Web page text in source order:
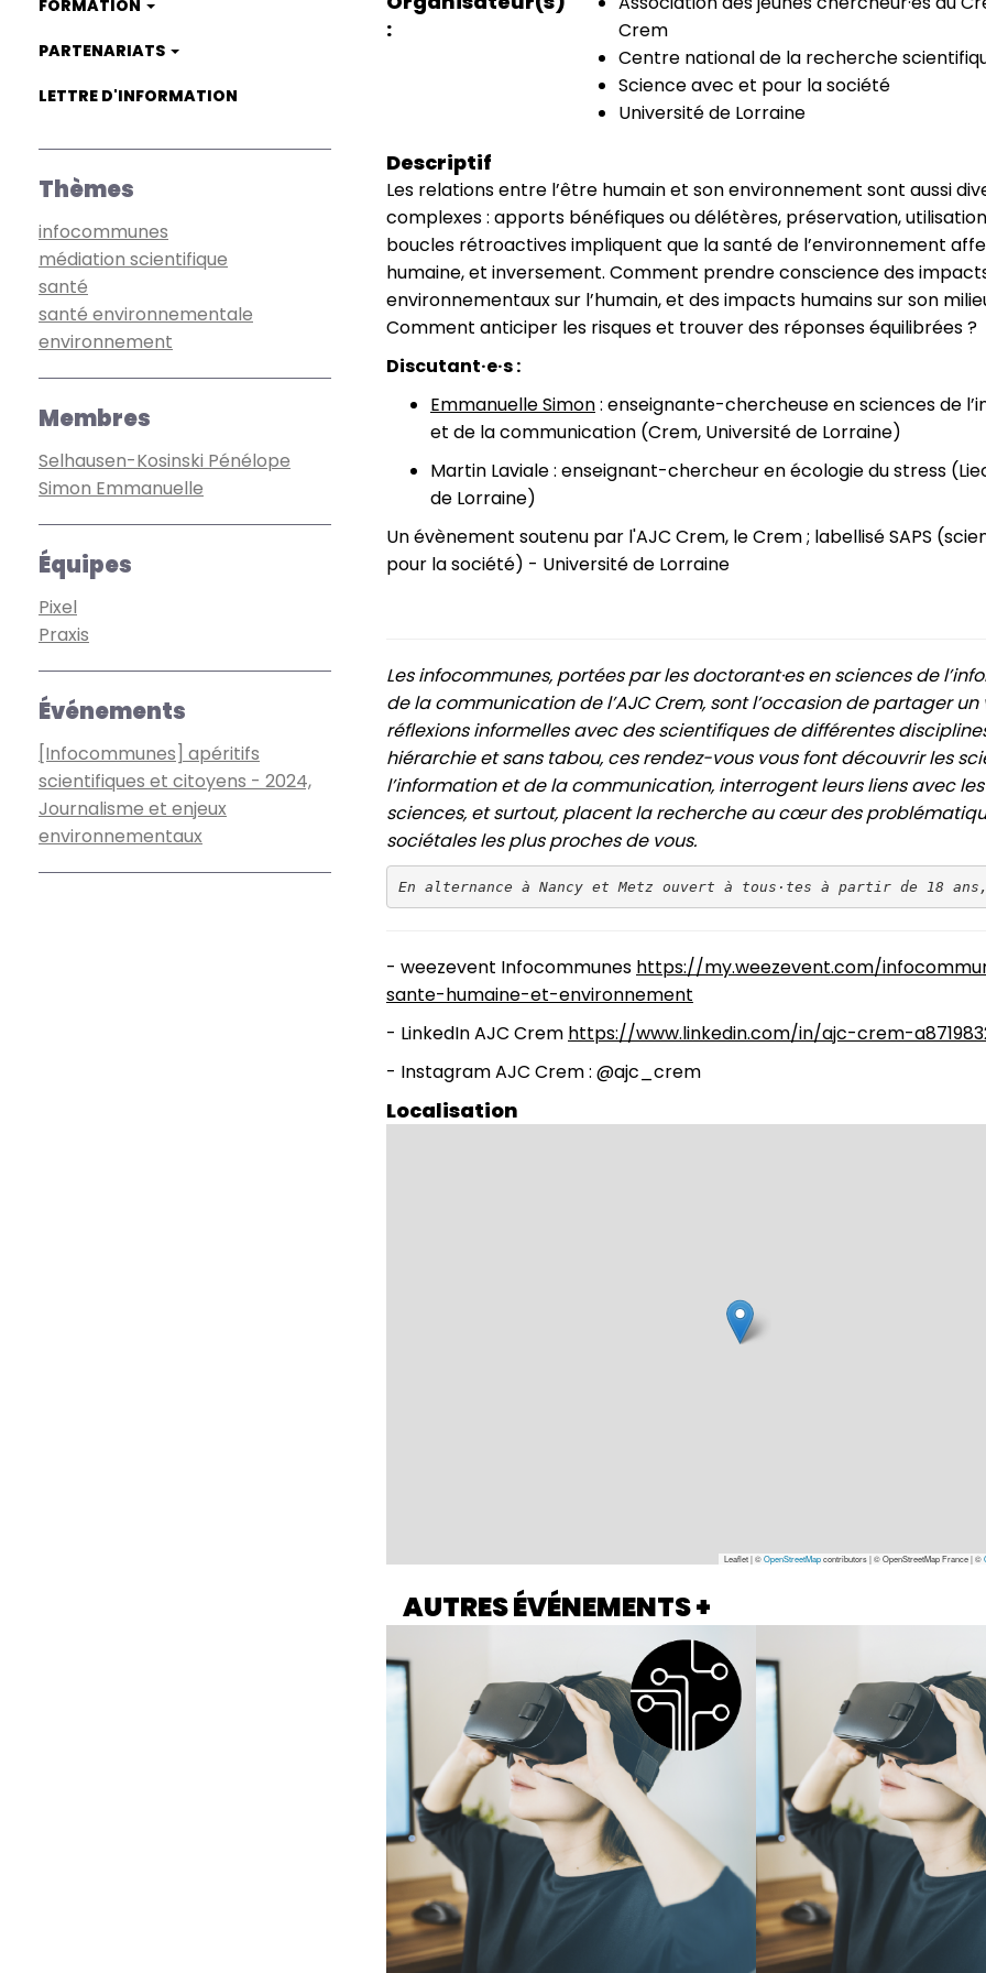
FORMATION
PARTENARIATS
LETTRE D'INFORMATION
Thèmes
infocommunes
médiation scientifique
santé
santé environnementale
environnement
Membres
Selhausen-Kosinski Pénélope
Simon Emmanuelle
Équipes
Pixel
Praxis
Événements
[Infocommunes] apéritifs
scientifiques et citoyens - 2024,
Journalisme et enjeux
environnementaux
Crem
Centre national de la recherche
Science avec et pour la société
Université de Lorraine
Descriptif
Les relations entre l’être humain et son environnement sont aussi
complexes : apports bénéfiques ou délétères, préservation,
boucles rétroactives impliquent que la santé de l’environnement
humaine, et inversement. Comment prendre conscience des
environnementaux sur l’humain, et des impacts humains sur son
Comment anticiper les risques et trouver des réponses équilibrées ?
Discutant·e·s :
Emmanuelle Simon: enseignante-chercheuse en sciences de
et de la communication (Crem, Université de Lorraine)
Martin Laviale : enseignant-chercheur en écologie du stress
de Lorraine)
Un évènement soutenu par l'AJC Crem, le Crem ; labellisé SAPS
pour la société) - Université de Lorraine
Les infocommunes, portées par les doctorant·es en sciences de
de la communication de l’AJC Crem, sont l’occasion de partager un
réflexions informelles avec des scientifiques de différentes
hiérarchie et sans tabou, ces rendez-vous vous font découvrir les
l’information et de la communication, interrogent leurs liens avec
sciences, et surtout, placent la recherche au cœur des
sociétales les plus proches de vous.
En alternance à Nancy et Metz ouvert à tous·tes à partir de 18 ans,
- weezevent Infocommunes https://my.weezevent.com/
sante-humaine-et-environnement
- LinkedIn AJC Crem https://www.linkedin.com/in/ajc-crem-
- Instagram AJC Crem : @ajc_crem
Localisation
Leaflet | ©OpenStreetMapcontributors|© OpenStreetMap France | ©
AUTRES ÉVÉNEMENTS +